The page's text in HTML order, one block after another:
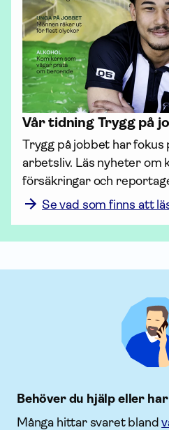
Vår tidning Trygg på
Trygg på jobbet har fokus
arbetsliv. Läs nyheter om
försäk­ringar och
Se vad som finns att
Behöver du hjälp eller
Många hittar svaret bland